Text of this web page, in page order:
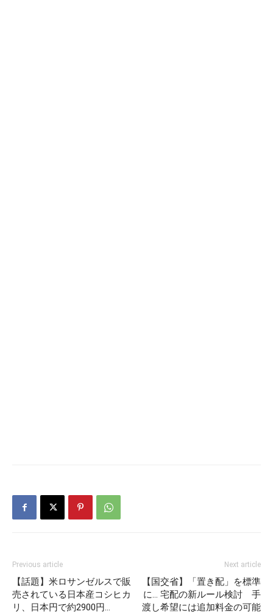
Previous article
【話題】米ロサンゼルスで販
売されている日本産コシヒカ
リ、日本円で約2900円…
Next article
【国交省】「置き配」を標準
に… 宅配の新ルール検討 手
渡し希望には追加料金の可能